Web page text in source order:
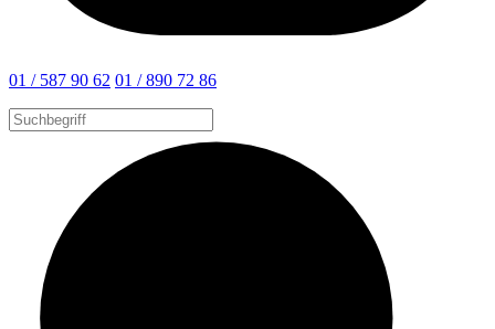
01 / 587 90 62 01 / 890 72 86